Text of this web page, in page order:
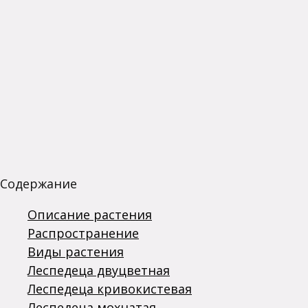
Содержание
Описание растения
Распространение
Виды растения
Леспедеца двуцветная
Леспедеца кривокистевая